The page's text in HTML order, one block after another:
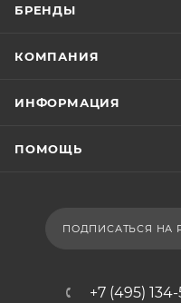
БРЕНДЫ
КОМПАНИЯ
ИНФОРМАЦИЯ
ПОМОЩЬ
ПОДПИСАТЬСЯ НА
+7 (495)